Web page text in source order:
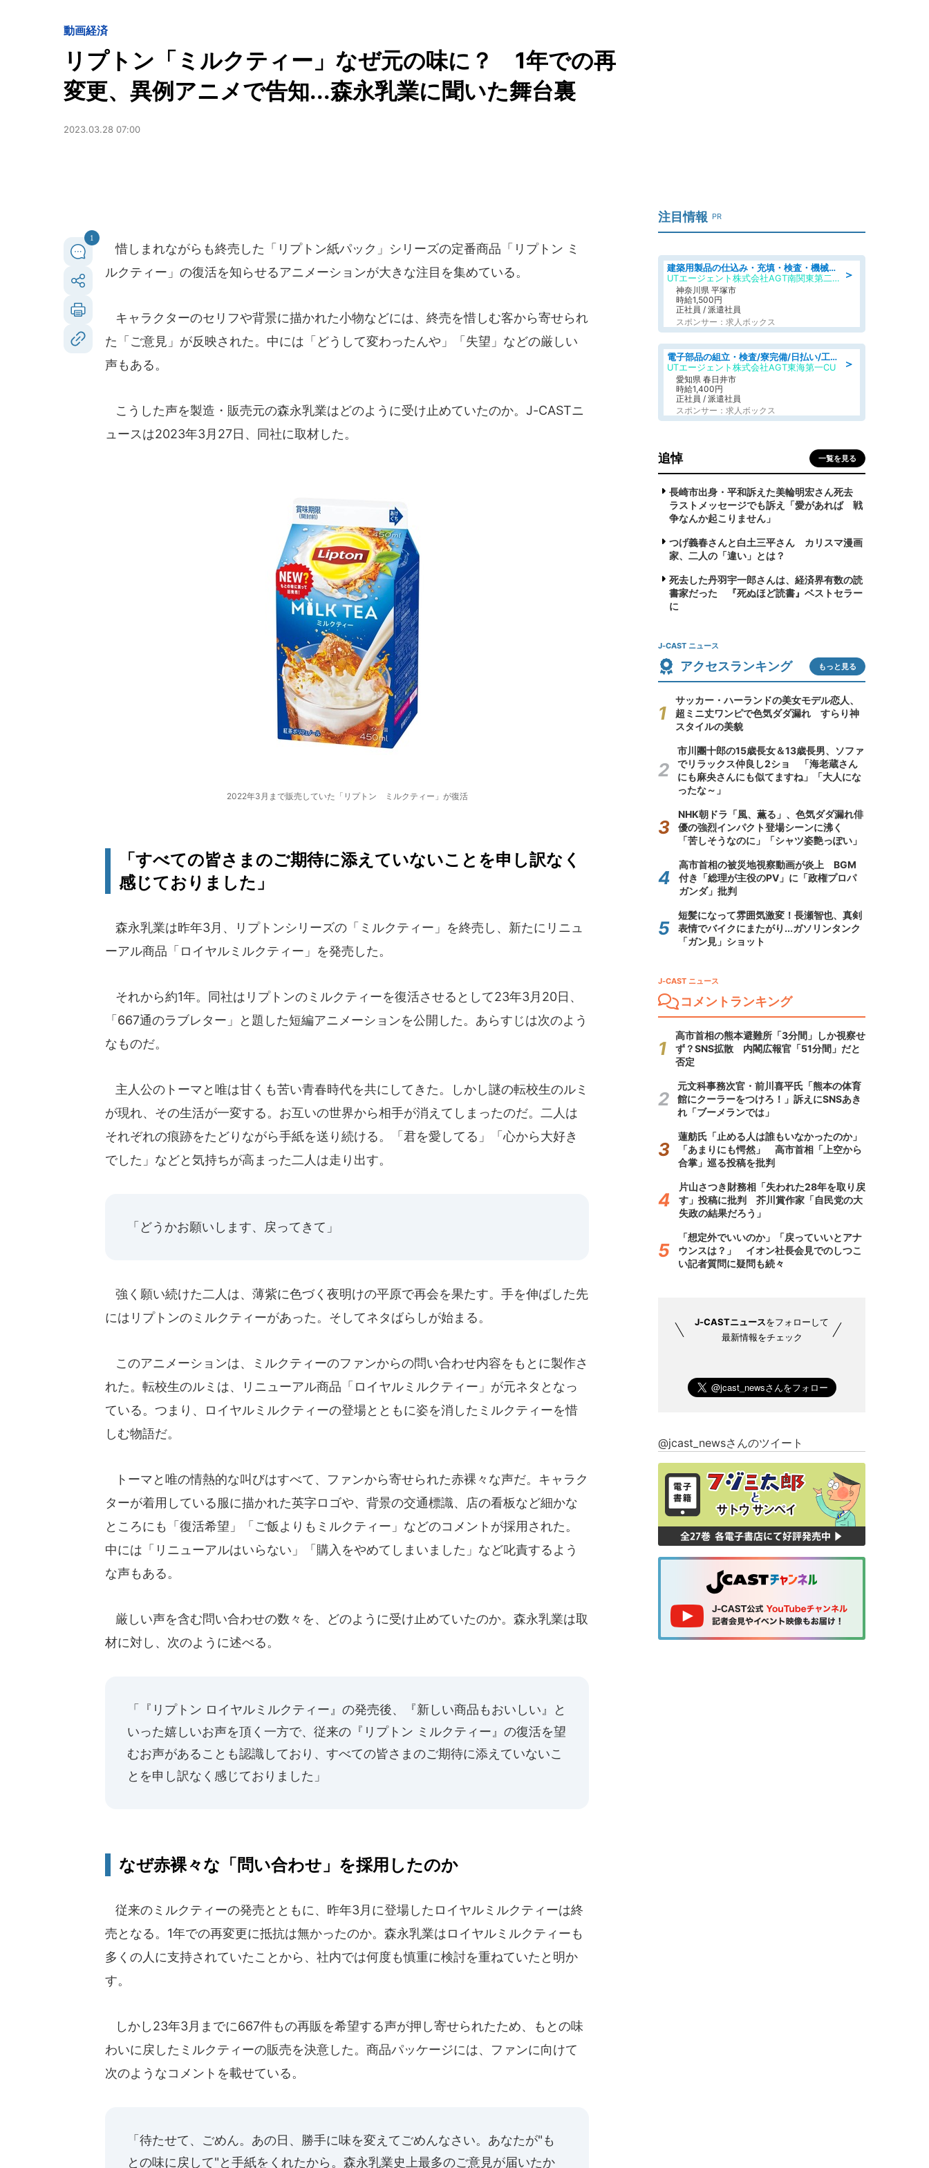
動画経済
リプトン「ミルクティー」なぜ元の味に？ 1年での再
変更、異例アニメで告知...森永乳業に聞いた舞台裏
2023.03.28 07:00
1
惜しまれながらも終売した「リプトン紙パック」シリーズの定番商品「リプトン ミ
ルクティー」の復活を知らせるアニメーションが大きな注目を集めている。
キャラクターのセリフや背景に描かれた小物などには、終売を惜しむ客から寄せられ
た「ご意見」が反映された。中には「どうして変わったんや」「失望」などの厳しい
声もある。
こうした声を製造・販売元の森永乳業はどのように受け止めていたのか。J-CASTニ
ュースは2023年3月27日、同社に取材した。
2022年3月まで販売していた「リプトン ミルクティー」が復活
「すべての皆さまのご期待に添えていないことを申し訳なく
感じておりました」
森永乳業は昨年3月、リプトンシリーズの「ミルクティー」を終売し、新たにリニュ
ーアル商品「ロイヤルミルクティー」を発売した。
それから約1年。同社はリプトンのミルクティーを復活させるとして23年3月20日、
「667通のラブレター」と題した短編アニメーションを公開した。あらすじは次のよう
なものだ。
主人公のトーマと唯は甘くも苦い青春時代を共にしてきた。しかし謎の転校生のルミ
が現れ、その生活が一変する。お互いの世界から相手が消えてしまったのだ。二人は
それぞれの痕跡をたどりながら手紙を送り続ける。「君を愛してる」「心から大好き
でした」などと気持ちが高まった二人は走り出す。
「どうかお願いします、戻ってきて」
強く願い続けた二人は、薄紫に色づく夜明けの平原で再会を果たす。手を伸ばした先
にはリプトンのミルクティーがあった。そしてネタばらしが始まる。
このアニメーションは、ミルクティーのファンからの問い合わせ内容をもとに製作さ
れた。転校生のルミは、リニューアル商品「ロイヤルミルクティー」が元ネタとなっ
ている。つまり、ロイヤルミルクティーの登場とともに姿を消したミルクティーを惜
しむ物語だ。
トーマと唯の情熱的な叫びはすべて、ファンから寄せられた赤裸々な声だ。キャラク
ターが着用している服に描かれた英字ロゴや、背景の交通標識、店の看板など細かな
ところにも「復活希望」「ご飯よりもミルクティー」などのコメントが採用された。
中には「リニューアルはいらない」「購入をやめてしまいました」など叱責するよう
な声もある。
厳しい声を含む問い合わせの数々を、どのように受け止めていたのか。森永乳業は取
材に対し、次のように述べる。
「『リプトン ロイヤルミルクティー』の発売後、『新しい商品もおいしい』と
いった嬉しいお声を頂く一方で、従来の『リプトン ミルクティー』の復活を望
むお声があることも認識しており、すべての皆さまのご期待に添えていないこ
とを申し訳なく感じておりました」
なぜ赤裸々な「問い合わせ」を採用したのか
従来のミルクティーの発売とともに、昨年3月に登場したロイヤルミルクティーは終
売となる。1年での再変更に抵抗は無かったのか。森永乳業はロイヤルミルクティーも
多くの人に支持されていたことから、社内では何度も慎重に検討を重ねていたと明か
す。
しかし23年3月までに667件もの再販を希望する声が押し寄せられたため、もとの味
わいに戻したミルクティーの販売を決意した。商品パッケージには、ファンに向けて
次のようなコメントを載せている。
「待たせて、ごめん。あの日、勝手に味を変えてごめんなさい。あなたが"も
との味に戻して"と手紙をくれたから。森永乳業史上最多のご意見が届いたか
注目情報 PR
＞
建築用製品の仕込み・充填・検査・機械操作/寮完備/日払い/工場・製造
UTエージェント株式会社AGT南関東第二CU
神奈川県 平塚市
時給1,500円
正社員 / 派遣社員
スポンサー：求人ボックス
＞
電子部品の組立・検査/寮完備/日払い/工場・製造
UTエージェント株式会社AGT東海第一CU
愛知県 春日井市
時給1,400円
正社員 / 派遣社員
スポンサー：求人ボックス
追悼 一覧を見る
長崎市出身・平和訴えた美輪明宏さん死去
ラストメッセージでも訴え「愛があれば 戦
争なんか起こりません」
つげ義春さんと白土三平さん カリスマ漫画
家、二人の「違い」とは？
死去した丹羽宇一郎さんは、経済界有数の読
書家だった 『死ぬほど読書』ベストセラー
に
J-CAST ニュース
アクセスランキング もっと見る
サッカー・ハーランドの美女モデル恋人、
超ミニ丈ワンピで色気ダダ漏れ すらり神
スタイルの美貌
市川團十郎の15歳長女＆13歳長男、ソファ
でリラックス仲良し2ショ 「海老蔵さん
にも麻央さんにも似てますね」「大人にな
ったな～」
NHK朝ドラ「風、薫る」、色気ダダ漏れ俳
優の強烈インパクト登場シーンに沸く
「苦しそうなのに」「シャツ姿艶っぽい」
高市首相の被災地視察動画が炎上 BGM
付き「総理が主役のPV」に「政権プロパ
ガンダ」批判
短髪になって雰囲気激変！長瀬智也、真剣
表情でバイクにまたがり...ガソリンタンク
「ガン見」ショット
J-CAST ニュース
コメントランキング
高市首相の熊本避難所「3分間」しか視察せ
ず？SNS拡散 内閣広報官「51分間」だと
否定
元文科事務次官・前川喜平氏「熊本の体育
館にクーラーをつけろ！」訴えにSNSあき
れ「ブーメランでは」
蓮舫氏「止める人は誰もいなかったのか」
「あまりにも愕然」 高市首相「上空から
合掌」巡る投稿を批判
片山さつき財務相「失われた28年を取り戻
す」投稿に批判 芥川賞作家「自民党の大
失政の結果だろう」
「想定外でいいのか」「戻っていいとアナ
ウンスは？」 イオン社長会見でのしつこ
い記者質問に疑問も続々
J-CASTニュースをフォローして
最新情報をチェック
@jcast_newsさんのツイート